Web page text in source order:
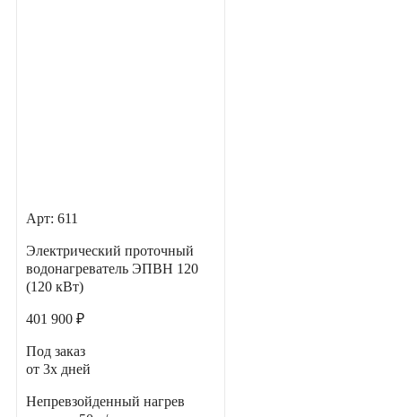
Арт: 611
Электрический проточный
водонагреватель ЭПВН 120
(120 кВт)
401 900 ₽
Под заказ
от 3х дней
Непревзойденный нагрев